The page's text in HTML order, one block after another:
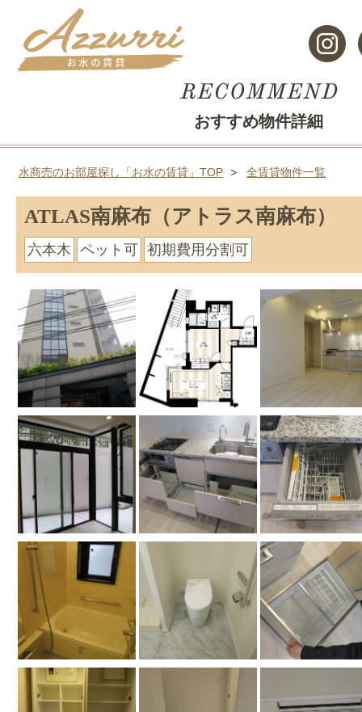
おすすめ物件詳細
水商売のお部屋探し「お水の賃貸」TOP 全賃貸物件一覧
ATLAS南麻布（アトラス南麻布）
六本木 ペット可 初期費用分割可